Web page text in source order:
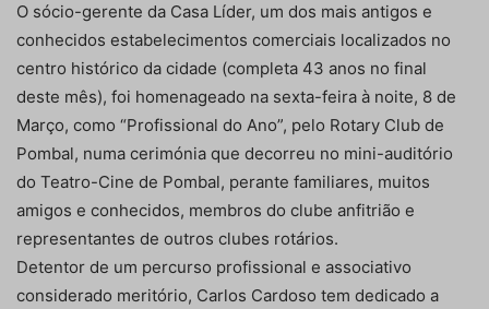
O sócio-gerente da Casa Líder, um dos mais antigos e
conhecidos estabelecimentos comerciais localizados no
centro histórico da cidade (completa 43 anos no final
deste mês), foi homenageado na sexta-feira à noite, 8 de
Março, como “Profissional do Ano”, pelo Rotary Club de
Pombal, numa cerimónia que decorreu no mini-auditório
do Teatro-Cine de Pombal, perante familiares, muitos
amigos e conhecidos, membros do clube anfitrião e
representantes de outros clubes rotários.
Detentor de um percurso profissional e associativo
considerado meritório, Carlos Cardoso tem dedicado a